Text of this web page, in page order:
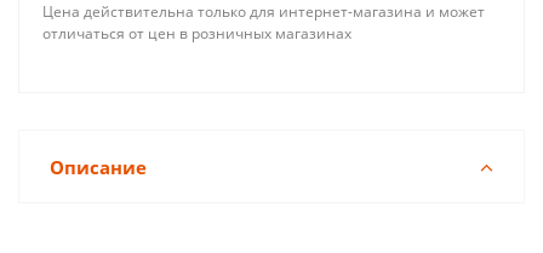
Цена действительна только для интернет-магазина и может
отличаться от цен в розничных магазинах
Описание